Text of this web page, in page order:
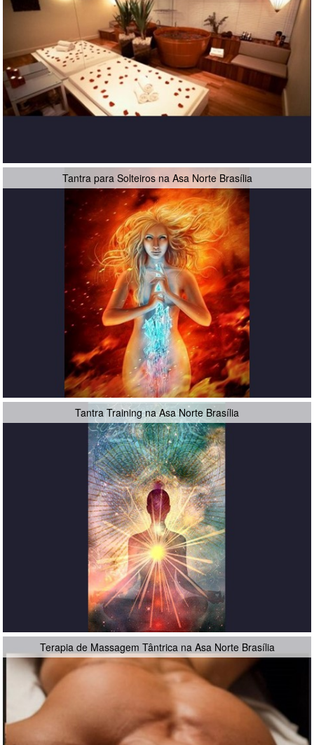
Tantra para Solteiros na Asa Norte Brasília
Tantra Training na Asa Norte Brasília
Terapia de Massagem Tântrica na Asa Norte Brasília